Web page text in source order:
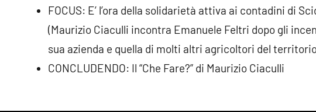
FOCUS: E’ l’ora della solidarietà attiva ai contadini di
(Maurizio Ciaculli incontra Emanuele Feltri dopo gli
sua azienda e quella di molti altri agricoltori del
CONCLUDENDO: Il “Che Fare?” di Maurizio Ciaculli